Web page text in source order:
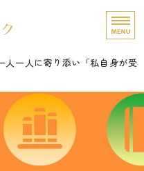
愛知県名古屋市 ミモザ
人一人に寄り添い「私自身が受